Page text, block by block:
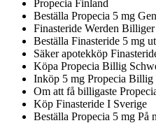
Propecia Finland
Beställa Propecia 5 mg
Finasteride Werden Billiger
Beställa Finasteride 5 mg
Säker apotekköp
Köpa Propecia Billig
Inköp 5 mg Propecia Billig
Om att få billigaste
Köp Finasteride I Sverige
Beställa Propecia 5 mg På